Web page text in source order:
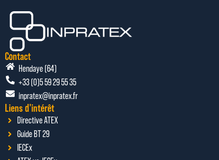
Contact
Hendaye (64)
+33 (0)5 59 29 55 35
inpratex@inpratex.fr
Liens d'intérêt
Directive ATEX
Guide BT 29
IECEx